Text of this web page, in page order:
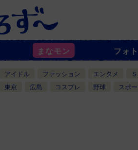
まなモン フォト
アイドル ファッション エンタメ
東京
広島 コスプレ 野球 スポ